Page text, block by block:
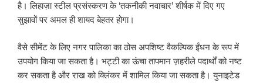
है। लिहाज़ा स्टील प्रसंस्करण के ‘तकनीकी नवाचार’ शीर्षक में दिए गए
सुझावों पर अमल ही शायद बेहतर होगा।
वैसे सीमेंट के लिए नगर पालिका का ठोस अपशिष्ट वैकल्पिक ईंधन के रूप में
उपयोग किया जा सकता है। भट्टी का ऊंचा तापमान ज़हरीले पदार्थों को नष्ट
कर सकता है और राख को क्लिंकर में शामिल किया जा सकता है। युनाइटेड